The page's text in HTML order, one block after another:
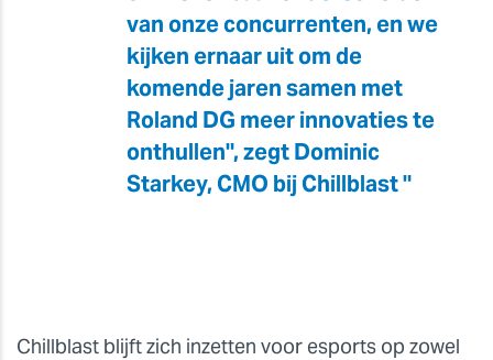
van onze concurrenten, en we
kijken ernaar uit om de
komende jaren samen met
Roland DG meer innovaties te
onthullen", zegt Dominic
Starkey, CMO bij Chillblast "
Chillblast blijft zich inzetten voor esports op zowel